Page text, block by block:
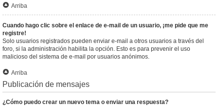
Arriba
Cuando hago clic sobre el enlace de e-mail de un usuario, ¡me pide que me
registre!
Solo usuarios registrados pueden enviar e-mail a otros usuarios a través del
foro, si la administración habilita la opción. Esto es para prevenir el uso
malicioso del sistema de e-mail por usuarios anónimos.
Arriba
Publicación de mensajes
¿Cómo puedo crear un nuevo tema o enviar una respuesta?